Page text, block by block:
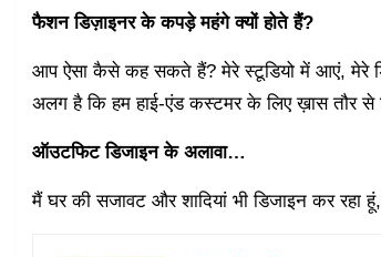
फैशन डिज़ाइनर के कपड़े महंगे क्यों होते हैं?
आप ऐसा कैसे कह सकते हैं? मेरे स्टूडियो में आएं, मेरे
अलग है कि हम हाई-एंड कस्टमर के लिए ख़ास तौर
ऑउटफिट डिजाइन के अलावा…
मैं घर की सजावट और शादियां भी डिजाइन कर